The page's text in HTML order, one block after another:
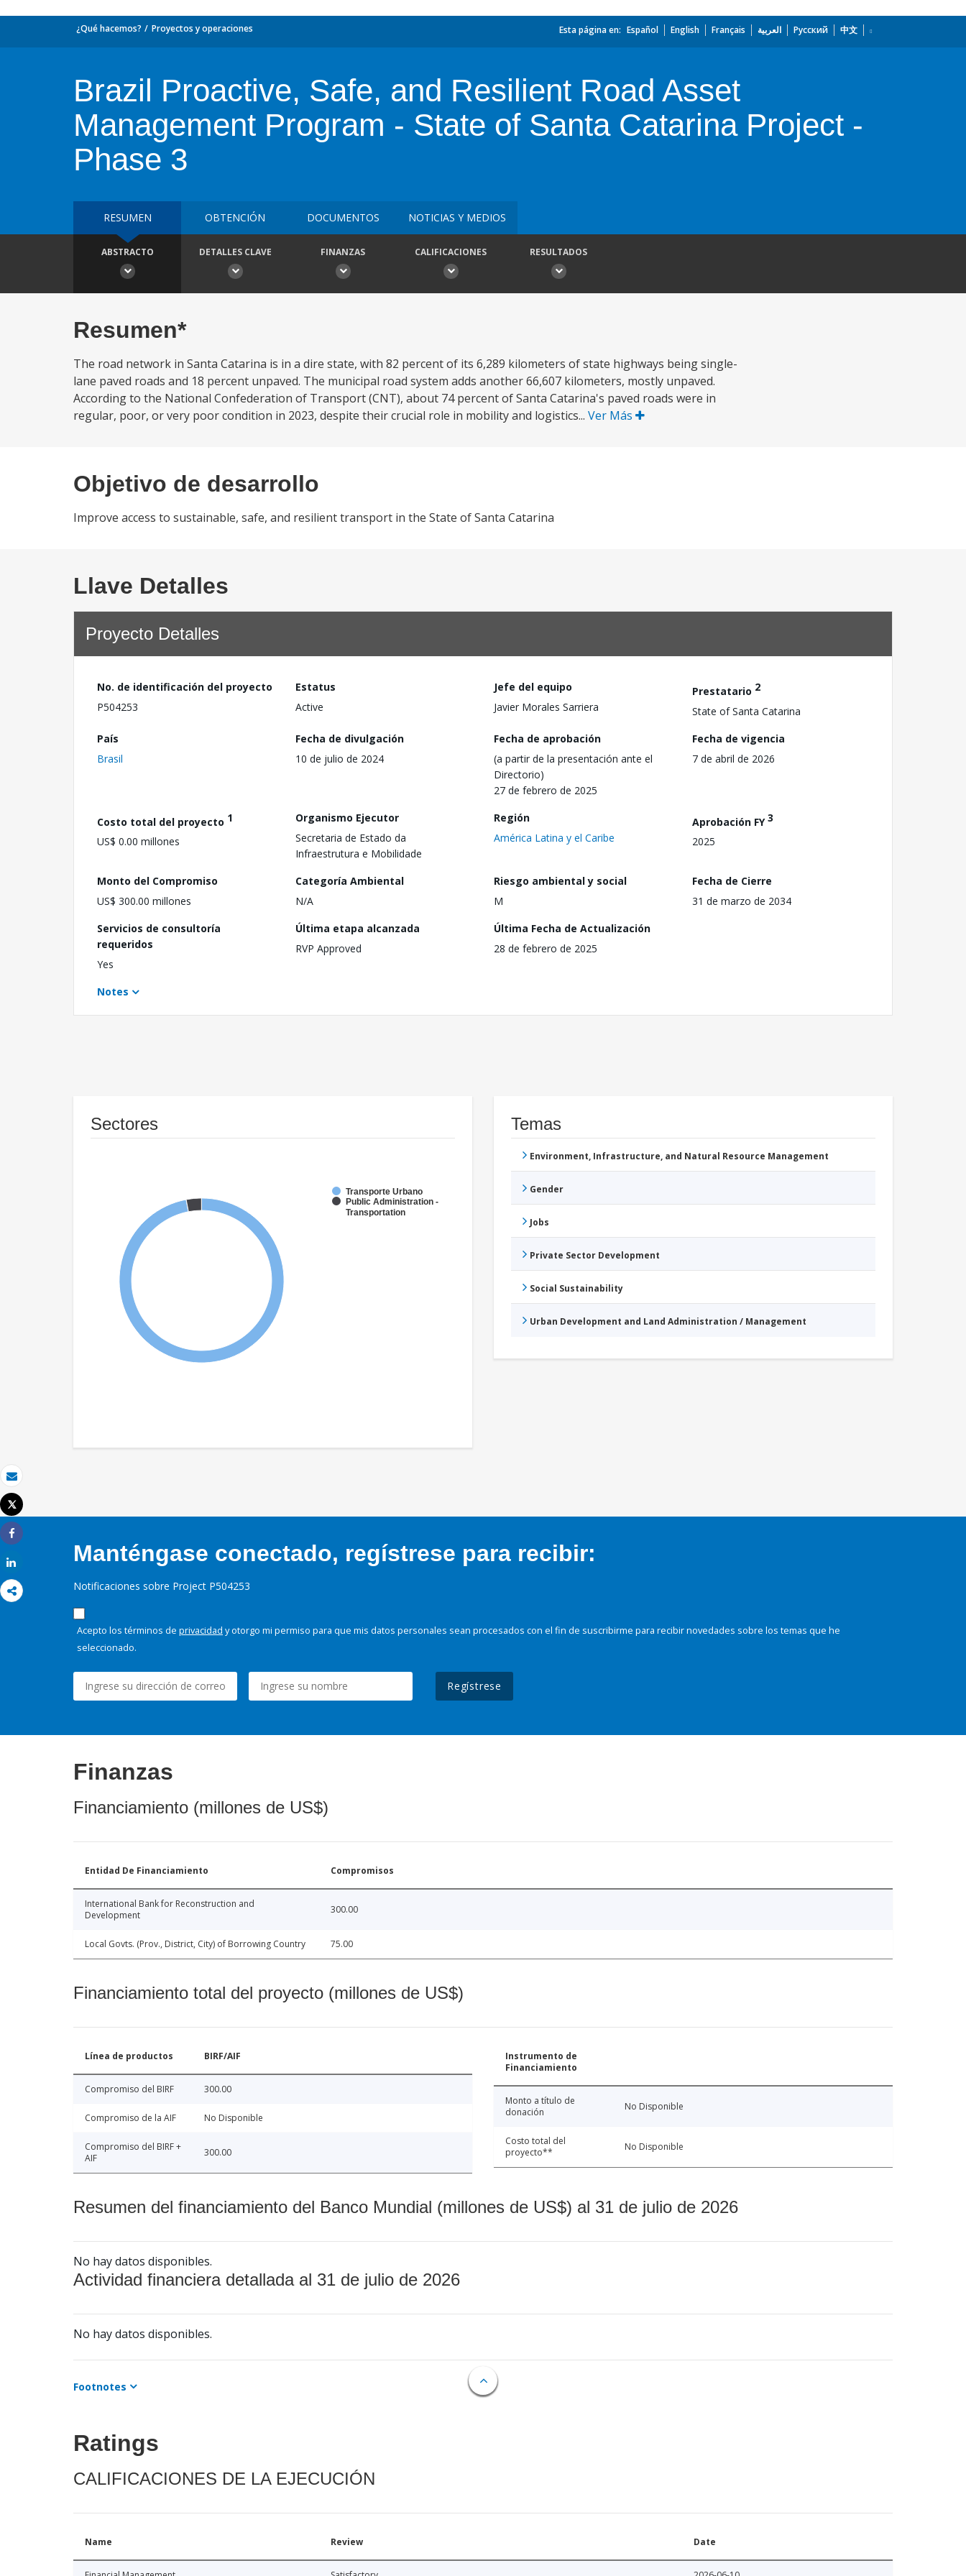
Correo electrónico
Imprimir
Tweet
Share
¿Qué hacemos? Proyectos y operaciones Esta página en: Español English Français العربية Русский 中文
Brazil Proactive, Safe, and Resilient Road Asset
Management Program - State of Santa Catarina Project -
Phase 3
RESUMEN OBTENCIÓN DOCUMENTOS NOTICIAS Y MEDIOS
ABSTRACTO DETALLES CLAVE FINANZAS CALIFICACIONES RESULTADOS
Resumen*
The road network in Santa Catarina is in a dire state, with 82 percent of its 6,289 kilometers of state highways being single-
lane paved roads and 18 percent unpaved. The municipal road system adds another 66,607 kilometers, mostly unpaved.
According to the National Confederation of Transport (CNT), about 74 percent of Santa Catarina's paved roads were in
regular, poor, or very poor condition in 2023, despite their crucial role in mobility and logistics... Ver Más
Objetivo de desarrollo
Improve access to sustainable, safe, and resilient transport in the State of Santa Catarina
Llave Detalles
Proyecto Detalles
No. de identificación del proyecto
P504253
Estatus
Active
Jefe del equipo
Javier Morales Sarriera
Prestatario 2
State of Santa Catarina
País
Brasil
Fecha de divulgación
10 de julio de 2024
Fecha de aprobación
(a partir de la presentación ante el
Directorio)
27 de febrero de 2025
Fecha de vigencia
7 de abril de 2026
Costo total del proyecto 1
US$ 0.00 millones
Organismo Ejecutor
Secretaria de Estado da
Infraestrutura e Mobilidade
Región
América Latina y el Caribe
Aprobación FY3
2025
Monto del Compromiso
US$ 300.00 millones
Categoría Ambiental
N/A
Riesgo ambiental y social
M
Fecha de Cierre
31 de marzo de 2034
Servicios de consultoría
requeridos
Yes
Última etapa alcanzada
RVP Approved
Última Fecha de Actualización
28 de febrero de 2025
Notes
Sectores
Transporte Urbano
Public Administration -
Transportation
Temas
Environment, Infrastructure, and Natural Resource Management
Gender
Jobs
Private Sector Development
Social Sustainability
Urban Development and Land Administration / Management
Manténgase conectado, regístrese para recibir:
Notificaciones sobre Project P504253
Acepto los términos de privacidad y otorgo mi permiso para que mis datos personales sean procesados con el fin de suscribirme para recibir novedades sobre los temas que he
seleccionado.
Regístrese
Finanzas
Financiamiento (millones de US$)
Entidad De Financiamiento Compromisos
International Bank for Reconstruction and
Development
300.00
Local Govts. (Prov., District, City) of Borrowing Country 75.00
Financiamiento total del proyecto (millones de US$)
Línea de productos BIRF/AIF
Compromiso del BIRF 300.00
Compromiso de la AIF No Disponible
Compromiso del BIRF +
AIF
300.00
Instrumento de
Financiamiento
Monto a título de
donación
No Disponible
Costo total del
proyecto**
No Disponible
Resumen del financiamiento del Banco Mundial (millones de US$) al 31 de julio de 2026
No hay datos disponibles.
Actividad financiera detallada al 31 de julio de 2026
No hay datos disponibles.
Footnotes
Ratings
CALIFICACIONES DE LA EJECUCIÓN
Name Review Date